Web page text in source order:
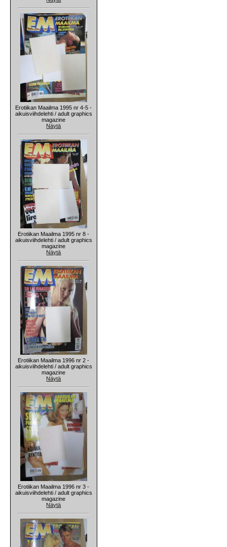
Erotiikan Maailma 1995 nr 4-5 -
aikuisviihdelehti / adult graphics
magazine
Näytä
Erotiikan Maailma 1995 nr 8 -
aikuisviihdelehti / adult graphics
magazine
Näytä
Erotiikan Maailma 1996 nr 2 -
aikuisviihdelehti / adult graphics
magazine
Näytä
Erotiikan Maailma 1996 nr 3 -
aikuisviihdelehti / adult graphics
magazine
Näytä